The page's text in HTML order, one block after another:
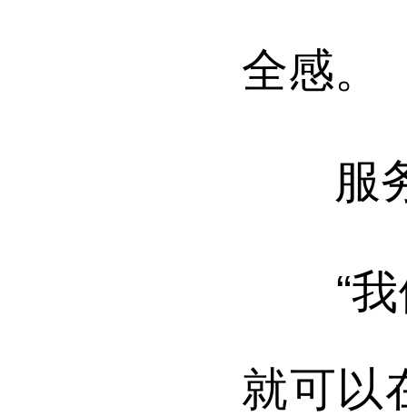
全感。
服务
“我们
就可以